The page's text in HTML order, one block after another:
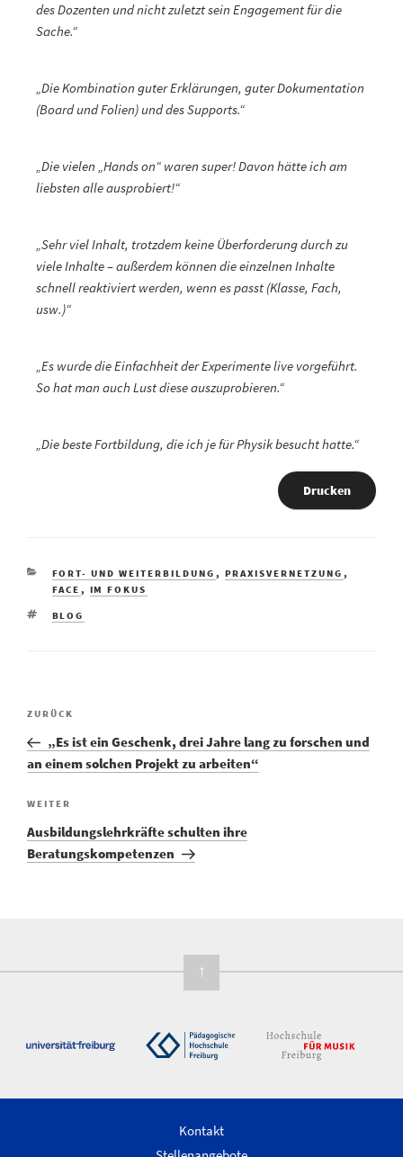
des Dozenten und nicht zuletzt sein Engagement für die
Sache.“
„Die Kombination guter Erklärungen, guter Dokumentation
(Board und Folien) und des Supports.“
„Die vielen „Hands on“ waren super! Davon hätte ich am
liebsten alle ausprobiert!“
„Sehr viel Inhalt, trotzdem keine Überforderung durch zu
viele Inhalte – außerdem können die einzelnen Inhalte
schnell reaktiviert werden, wenn es passt (Klasse, Fach,
usw.)“
„Es wurde die Einfachheit der Experimente live vorgeführt.
So hat man auch Lust diese auszuprobieren.“
„Die beste Fortbildung, die ich je für Physik besucht hatte.“
Drucken
FORT- UND WEITERBILDUNG , PRAXISVERNETZUNG ,
FACE , IM FOKUS
BLOG
ZURÜCK
„Es ist ein Geschenk, drei Jahre lang zu forschen und
an einem solchen Projekt zu arbeiten“
WEITER
Ausbildungslehrkräfte schulten ihre
Beratungskompetenzen
↑
Kontakt